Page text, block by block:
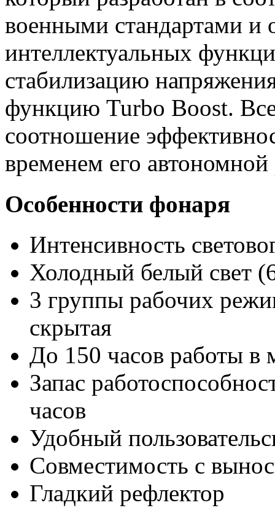
военными стандартами и
интеллектуальных
стабилизацию
функцию Turbo Boost. Все
соотношение
временем его
Особенности фонаря
Интенсивность
Холодный белый свет
3 группы рабочих
скрытая
До 150 часов работы
Запас
часов
Удобный
Совместимость с
Гладкий рефлектор